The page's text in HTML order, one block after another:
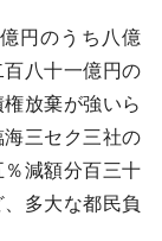
円のうち八億
八十一億円の
放棄が強いら
三セク三社の
減額分百三十
多大な都民負